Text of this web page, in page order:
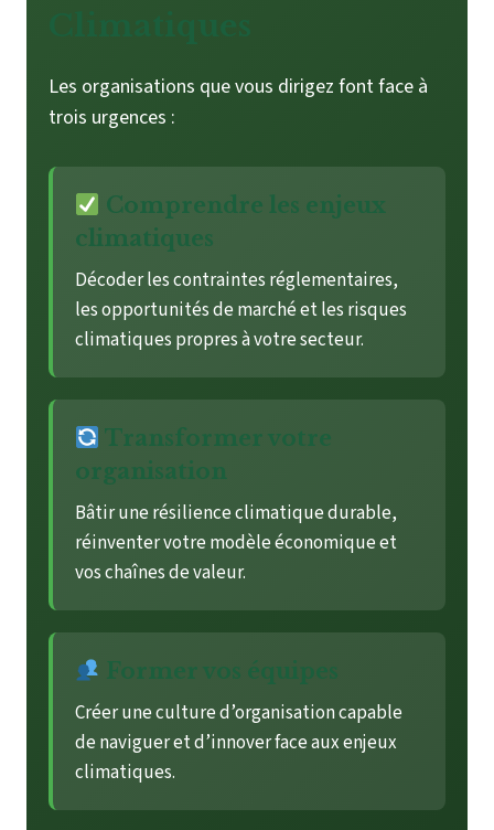
Les organisations que vous dirigez font face à
trois urgences :
Comprendre les enjeux
climatiques
Décoder les contraintes réglementaires,
les opportunités de marché et les risques
climatiques propres à votre secteur.
Transformer votre
organisation
Bâtir une résilience climatique durable,
réinventer votre modèle économique et
vos chaînes de valeur.
Former vos équipes
Créer une culture d’organisation capable
de naviguer et d’innover face aux enjeux
climatiques.